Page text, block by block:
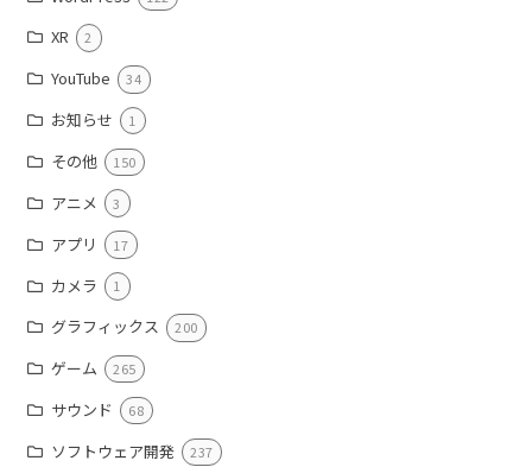
XR 2
YouTube 34
お知らせ 1
その他 150
アニメ 3
アプリ 17
カメラ 1
グラフィックス 200
ゲーム 265
サウンド 68
ソフトウェア開発 237